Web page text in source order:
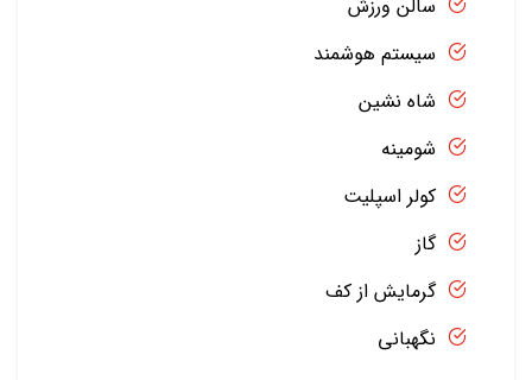
سالن ورزش
سیستم هوشمند
شاه نشین
شومینه
کولر اسپلیت
گاز
گرمایش از کف
نگهبانی